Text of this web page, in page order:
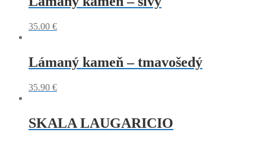
35.00 €
Lámaný kameň – tmavošedý
35.90 €
SKALA LAUGARICIO